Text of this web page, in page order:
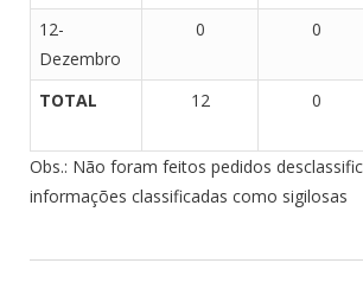
12-
Dezembro
0 0
TOTAL 12 0
Obs.: Não foram feitos pedidos
informações classificadas como sigilosas